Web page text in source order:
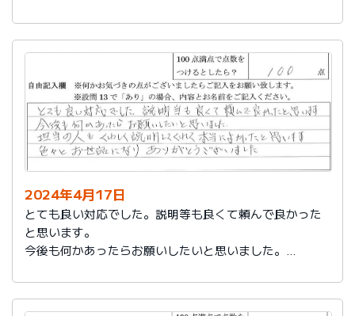
2024年4月17日
とても良い対応でした。説明等も良くて頼んで良かった
と思います。
今後も何かあったらお願いしたいと思いました。
います。
色々とお世話になりありがとうございました。